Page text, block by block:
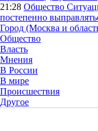
21:28 Общество
постепенно
Город (Москва и
Общество
Власть
Мнения
В России
В мире
Происшествия
Другое